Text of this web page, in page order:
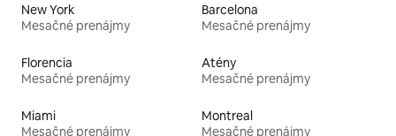
New York
Mesačné prenájmy
Barcelona
Mesačné prenájmy
Florencia
Mesačné prenájmy
Atény
Mesačné prenájmy
Miami
Mesačné prenájmy
Montreal
Mesačné prenájmy